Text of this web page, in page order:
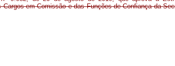
Cargos em Comissão e das Funções de Confiança da